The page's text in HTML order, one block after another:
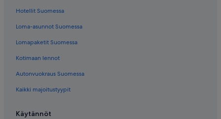
Hotellit Suomessa
Loma-asunnot Suomessa
Lomapaketit Suomessa
Kotimaan lennot
Autonvuokraus Suomessa
Kaikki majoitustyypit
Käytännöt